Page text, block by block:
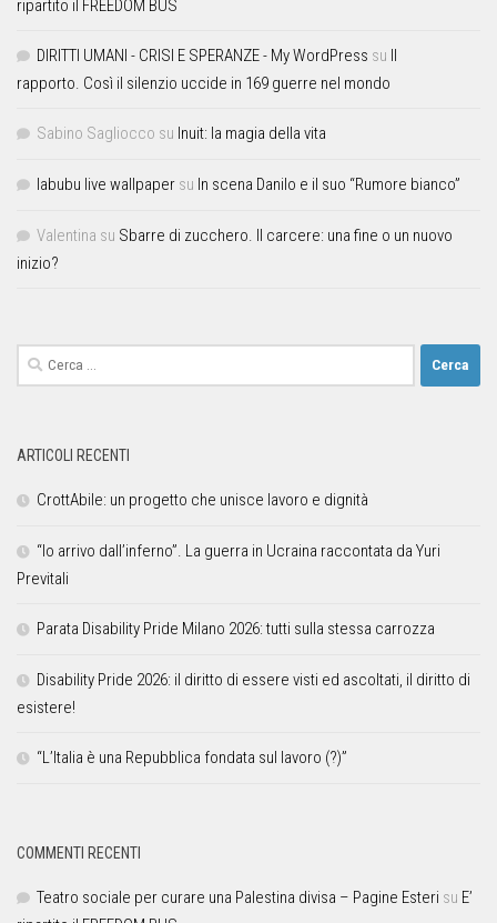
ripartito il FREEDOM BUS
DIRITTI UMANI - CRISI E SPERANZE - My WordPress su Il
rapporto. Così il silenzio uccide in 169 guerre nel mondo
Sabino Sagliocco su Inuit: la magia della vita
labubu live wallpaper su In scena Danilo e il suo “Rumore bianco”
Valentina su Sbarre di zucchero. Il carcere: una fine o un nuovo
inizio?
ARTICOLI RECENTI
CrottAbile: un progetto che unisce lavoro e dignità
“Io arrivo dall’inferno”. La guerra in Ucraina raccontata da Yuri
Previtali
Parata Disability Pride Milano 2026: tutti sulla stessa carrozza
Disability Pride 2026: il diritto di essere visti ed ascoltati, il diritto di
esistere!
“L’Italia è una Repubblica fondata sul lavoro (?)”
COMMENTI RECENTI
Teatro sociale per curare una Palestina divisa – Pagine Esteri su E’